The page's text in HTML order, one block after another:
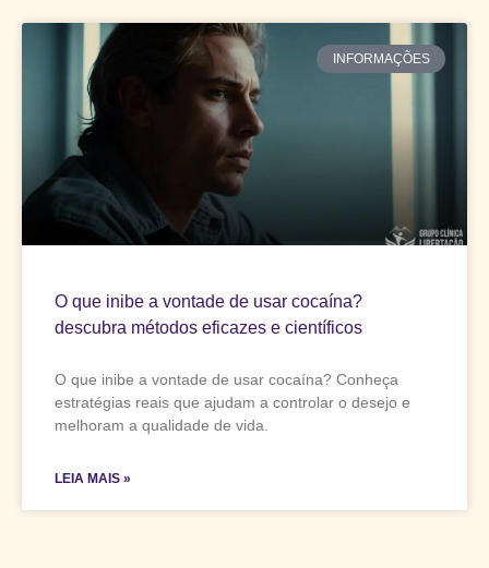
INFORMAÇÕES
O que inibe a vontade de usar cocaína?
descubra métodos eficazes e científicos
O que inibe a vontade de usar cocaína? Conheça
estratégias reais que ajudam a controlar o desejo e
melhoram a qualidade de vida.
LEIA MAIS »